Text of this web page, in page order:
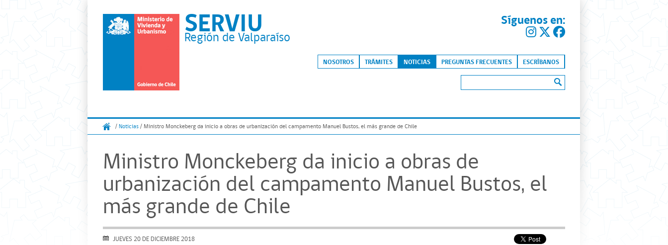
SERVIU
Región de Valparaíso
Síguenos en:
Skip to content
NOSOTROS TRÁMITES NOTICIAS PREGUNTAS FRECUENTES ESCRÍBANOS
/ Noticias / Ministro Monckeberg da inicio a obras de urbanización del campamento Manuel Bustos, el más grande de Chile
Ministro Monckeberg da inicio a obras de
urbanización del campamento Manuel Bustos, el
más grande de Chile
JUEVES 20 DE DICIEMBRE 2018